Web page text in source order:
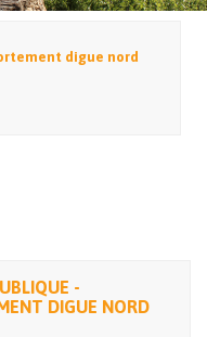
digue nord
-
DIGUE NORD